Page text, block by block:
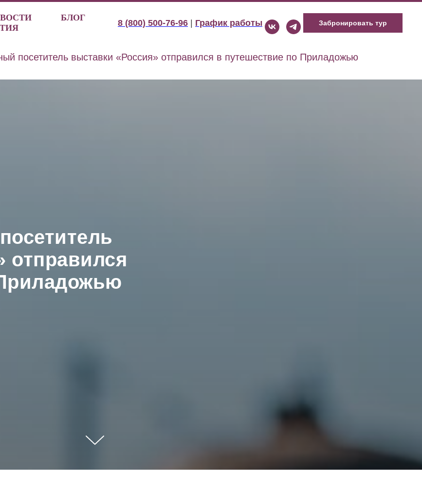
БЛОГ
8 (800) 500-76-96 | График работы Забронировать тур
посетитель выставки «Россия» отправился в путешествие по Приладожью
отправился